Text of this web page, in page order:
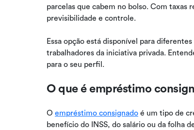
parcelas que cabem no bolso. Com taxas
previsibilidade e controle.
Essa opção está disponível para
trabalhadores da iniciativa privada.
para o seu perfil.
O que é empréstimo
O empréstimo consignado é um tipo de
benefício do INSS, do salário ou da folha